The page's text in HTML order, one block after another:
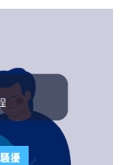
擾